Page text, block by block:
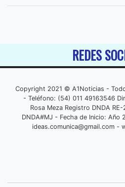
REDES
Copyright 2021 © A1Noticias -
- Teléfono: (54) 011 49163546
Rosa Meza Registro DNDA
DNDA#MJ - Fecha de Inicio: Año
ideas.comunica@gmail.com-